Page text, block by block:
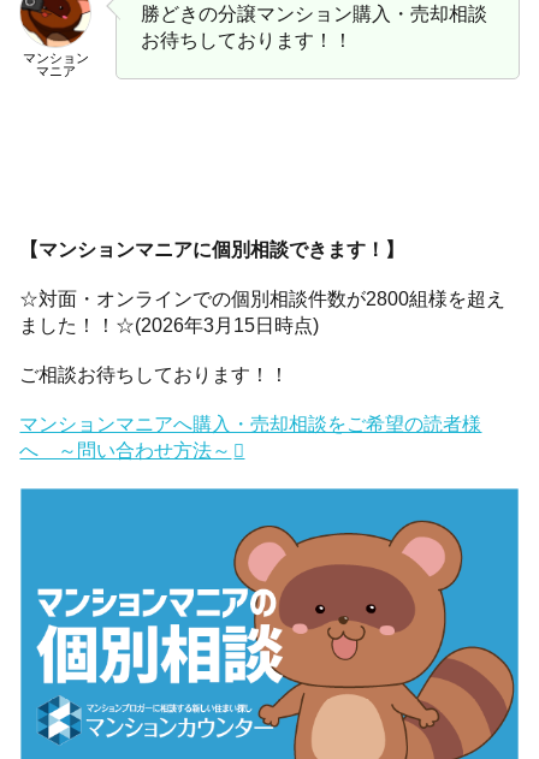
マンション
マニア
勝どきの分譲マンション購入・売却相談
お待ちしております！！
【マンションマニアに個別相談できます！】
☆対面・オンラインでの個別相談件数が2800組様を超え
ました！！☆(2026年3月15日時点)
ご相談お待ちしております！！
マンションマニアへ購入・売却相談をご希望の読者様
へ ～問い合わせ方法～